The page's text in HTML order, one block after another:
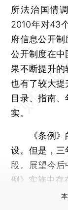
所法治国情
2010年对43
府信息公开
公开制度在
果不断提升的
也有了较大
目录、指南
实。
《条例》的
设。但是，
段。展望今
例》实施中存